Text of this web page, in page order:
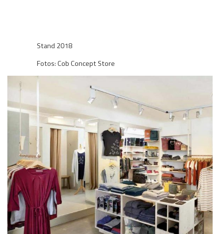
Stand 2018
Fotos: Cob Concept Store